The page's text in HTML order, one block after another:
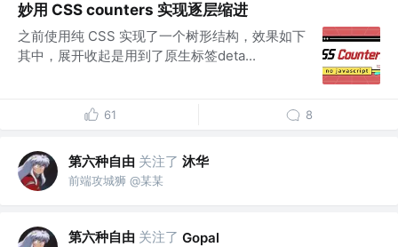
妙用 CSS counters 实现逐层缩进
之前使用纯 CSS 实现了一个树形结构，效果如下
其中，展开收起是用到了原生标签deta...
61 8
第六种自由 关注了 沐华
前端攻城狮 @某某
第六种自由 关注了 Gopal